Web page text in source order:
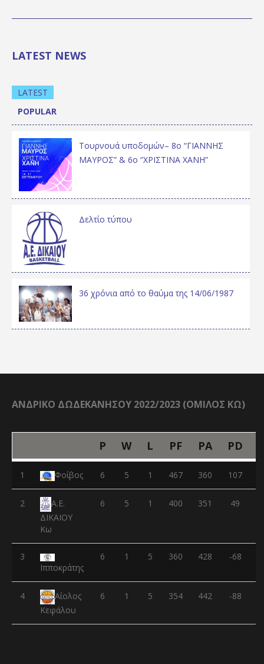
LATEST NEWS
LATEST
POPULAR
Τουρνουά υποδομών– 8ο “ΓΙΑΝΝΗΣ
ΜΑΥΡΟΣ” & 6ο “ΧΡΙΣΤΙΝΑ ΧΑΝΗ”
Δελτίο τύπου
36 χρόνια από το θαύμα της 14/06/1987
ΑΝΔΡΙΚΟ ΔΩΔΕΚΑΝΗΣΟΥ 2022/2023 (ΟΜΙΛΟΣ ΚΩ)
P W L PF PA PD
1 Φοίβος 6 5 1 467 360 107
2
Α.Ε.
ΔΙΚΑΙΟΥ
Κω
6 5 1 400 351 49
3
Ιπποκράτης
6 1 5 360 428 -68
4
Αίολος
Κεφάλου
6 1 5 354 442 -88